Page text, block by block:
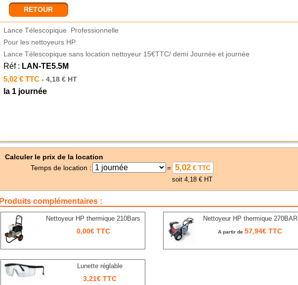
RETOUR
Lance Télescopique
Professionnelle
Pour les nettoyeurs HP
Lance Télescopique sans location nettoyeur 15€TTC/ demi Journée et journée
Réf : LAN-TE5.5M
5,02 € TTC - 4,18 € HT
la 1 journée
Calculer le prix de la location
Temps de location :
= 5,02€ TTC
soit 4,18 € HT
Produits complémentaires :
Nettoyeur HP thermique 210Bars
0,00€ TTC
Nettoyeur HP thermique 270BAR
A partir de57,94€ TTC
Lunette réglable
3,21€ TTC